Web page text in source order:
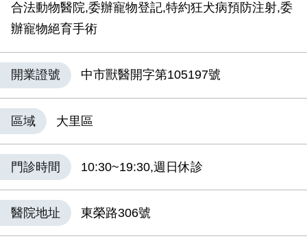
合法動物醫院,委辦寵物登記,特約狂犬病預防注射,委
辦寵物絕育手術
開業證號 中市獸醫開字第105197號
區域 大里區
門診時間 10:30~19:30,週日休診
醫院地址 東榮路306號